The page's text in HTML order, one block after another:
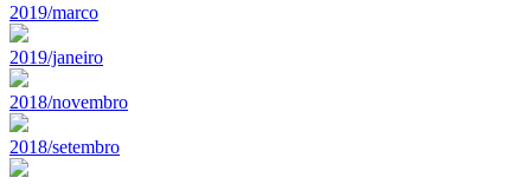
2019/marco
2019/janeiro
2018/novembro
2018/setembro